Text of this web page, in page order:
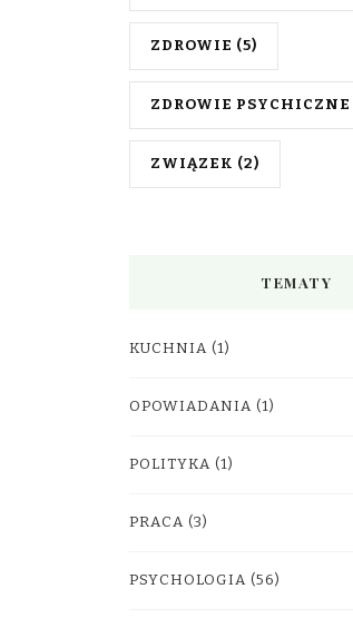
ZDROWIE (5)
ZDROWIE PSYCHICZNE
ZWIĄZEK (2)
TEMATY
KUCHNIA (1)
OPOWIADANIA (1)
POLITYKA (1)
PRACA (3)
PSYCHOLOGIA (56)